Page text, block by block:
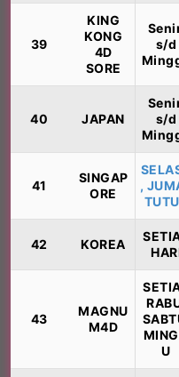
39
KING
KONG
4D
SORE
s/d
40 JAPAN
s/d
41
SINGAP
ORE
,
42 KOREA
43
MAGNU
M4D
U